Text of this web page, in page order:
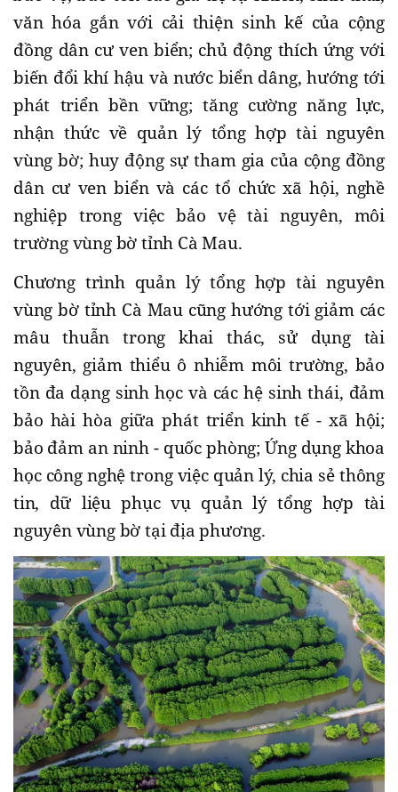
văn hóa gắn với cải thiện sinh kế của cộng
đồng dân cư ven biển; chủ động thích ứng với
biến đổi khí hậu và nước biển dâng, hướng tới
phát triển bền vững; tăng cường năng lực,
nhận thức về quản lý tổng hợp tài nguyên
vùng bờ; huy động sự tham gia của cộng đồng
dân cư ven biển và các tổ chức xã hội, nghề
nghiệp trong việc bảo vệ tài nguyên, môi
trường vùng bờ tỉnh Cà Mau.
Chương trình quản lý tổng hợp tài nguyên
vùng bờ tỉnh Cà Mau cũng hướng tới giảm các
mâu thuẫn trong khai thác, sử dụng tài
nguyên, giảm thiểu ô nhiễm môi trường, bảo
tồn đa dạng sinh học và các hệ sinh thái, đảm
bảo hài hòa giữa phát triển kinh tế - xã hội;
bảo đảm an ninh - quốc phòng; Ứng dụng khoa
học công nghệ trong việc quản lý, chia sẻ thông
tin, dữ liệu phục vụ quản lý tổng hợp tài
nguyên vùng bờ tại địa phương.